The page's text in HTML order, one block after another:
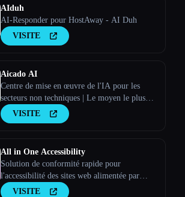
AIduh
AI-Responder pour HostAway - AI Duh
VISITE
Aicado AI
Centre de mise en œuvre de l'IA pour les
secteurs non techniques | Le moyen le plus
simple d'intégrer l'IA à ton activité
VISITE
All in One Accessibility
Solution de conformité rapide pour
l'accessibilité des sites web alimentée par
l'IA !VISITE